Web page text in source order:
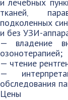
тканей‚
подколенных
и без УЗИ-
— владение
озонотерапией;
— чтение
—
обследования
Цены